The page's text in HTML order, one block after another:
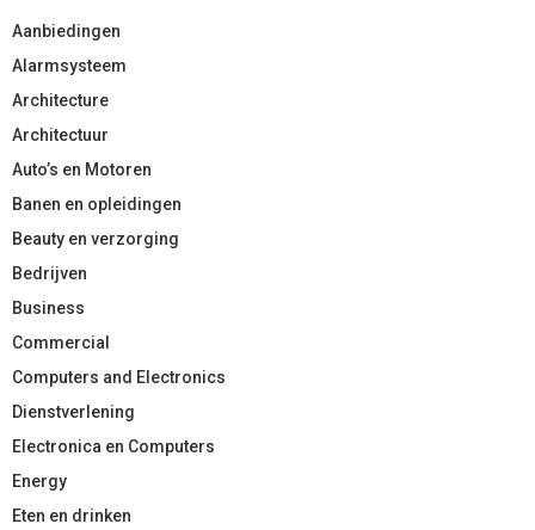
Aanbiedingen
Alarmsysteem
Architecture
Architectuur
Auto’s en Motoren
Banen en opleidingen
Beauty en verzorging
Bedrijven
Business
Commercial
Computers and Electronics
Dienstverlening
Electronica en Computers
Energy
Eten en drinken